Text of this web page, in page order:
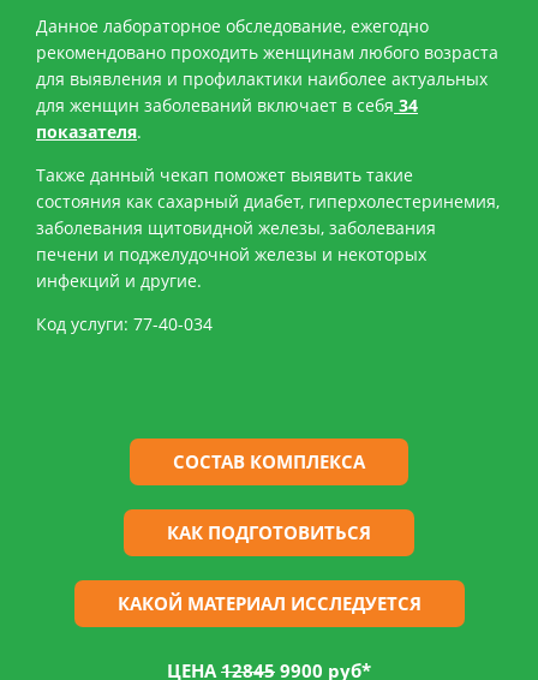
Данное лабораторное обследование, ежегодно
рекомендовано проходить женщинам любого возраста
для выявления и профилактики наиболее актуальных
для женщин заболеваний включает в себя 34
показателя.
Также данный чекап поможет выявить такие
состояния как сахарный диабет, гиперхолестеринемия,
заболевания щитовидной железы, заболевания
печени и поджелудочной железы и некоторых
инфекций и другие.
Код услуги: 77-40-034
СОСТАВ КОМПЛЕКСА
КАК ПОДГОТОВИТЬСЯ
КАКОЙ МАТЕРИАЛ ИССЛЕДУЕТСЯ
ЦЕНА12845 9900 руб*